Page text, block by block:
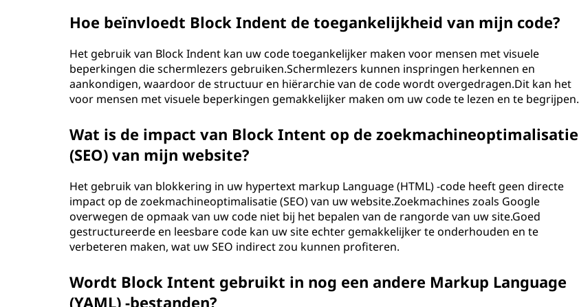
Hoe beïnvloedt Block Indent de toegankelijkheid van mijn code?
Het gebruik van Block Indent kan uw code toegankelijker maken voor mensen met visuele
beperkingen die schermlezers gebruiken.Schermlezers kunnen inspringen herkennen en
aankondigen, waardoor de structuur en hiërarchie van de code wordt overgedragen.Dit kan het
voor mensen met visuele beperkingen gemakkelijker maken om uw code te lezen en te begrijpen.
Wat is de impact van Block Intent op de zoekmachineoptimalisatie
(SEO) van mijn website?
Het gebruik van blokkering in uw hypertext markup Language (HTML) -code heeft geen directe
impact op de zoekmachineoptimalisatie (SEO) van uw website.Zoekmachines zoals Google
overwegen de opmaak van uw code niet bij het bepalen van de rangorde van uw site.Goed
gestructureerde en leesbare code kan uw site echter gemakkelijker te onderhouden en te
verbeteren maken, wat uw SEO indirect zou kunnen profiteren.
Wordt Block Intent gebruikt in nog een andere Markup Language
(YAML) -bestanden?